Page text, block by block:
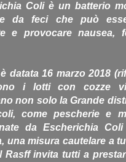
Coli è un batterio
da feci che può
e provocare nausea,
è datata 16 marzo 2018
i lotti con cozze
non solo la Grande
come pescherie e
da Escherichia
una misura cautelare a
Rasff invita tutti a